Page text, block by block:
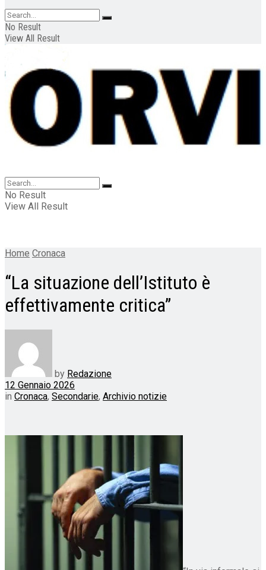
No Result
View All Result
No Result
View All Result
Home Cronaca
“La situazione dell’Istituto è
effettivamente critica”
by Redazione
12 Gennaio 2026
in Cronaca, Secondarie, Archivio notizie